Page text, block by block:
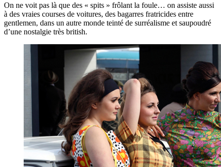
On ne voit pas là que des « spits » frôlant la foule… on assiste aussi
à des vraies courses de voitures, des bagarres fratricides entre
gentlemen, dans un autre monde teinté de surréalisme et saupoudré
d’une nostalgie très british.